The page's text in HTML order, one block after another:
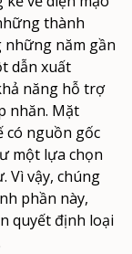
thành
năm gần
dẫn xuất
năng hỗ trợ
nhăn. Mặt
có nguồn gốc
một lựa chọn
Vì vậy, chúng
phần này,
quyết định loại